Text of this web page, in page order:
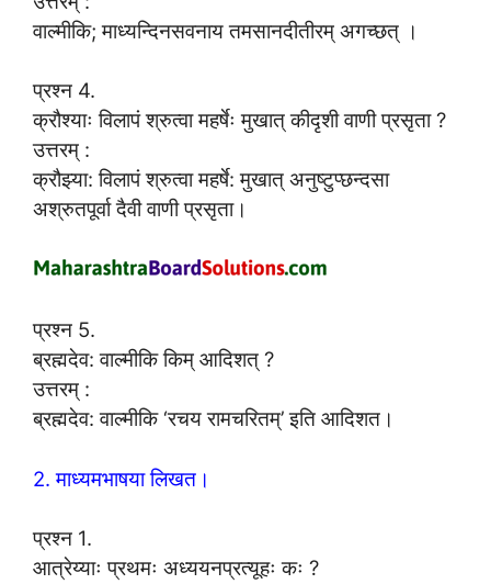
वाल्मीकि; माध्यन्दिनसवनाय तमसानदीतीरम् अगच्छत् ।
प्रश्न 4.
क्रौश्याः विलापं श्रुत्वा महर्षेः मुखात् कीदृशी वाणी प्रसृता ?
उत्तरम् :
क्रौझ्या: विलापं श्रुत्वा महर्षे: मुखात् अनुष्टुप्छन्दसा
अश्रुतपूर्वा दैवी वाणी प्रसृता।
प्रश्न 5.
ब्रह्मदेव: वाल्मीकि किम् आदिशत् ?
उत्तरम् :
ब्रह्मदेव: वाल्मीकि ‘रचय रामचरितम्’ इति आदिशत।
2. माध्यमभाषया लिखत।
प्रश्न 1.
आत्रेय्याः प्रथमः अध्ययनप्रत्यूहः कः ?